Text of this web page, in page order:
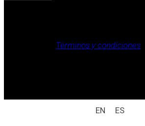
Términos y condiciones.
EN ES